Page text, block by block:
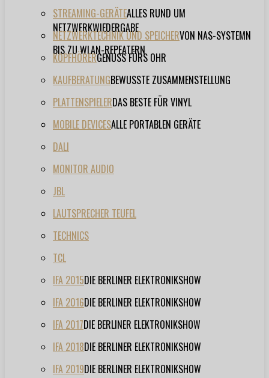
STREAMING-GERÄTEALLES RUND UM
NETZWERKWIEDERGABE
NETZWERKTECHNIK UND SPEICHERVON NAS-SYSTEMN
BIS ZU WLAN-REPEATERN
KOPFHÖRERGENUSS FÜRS OHR
KAUFBERATUNGBEWUSSTE ZUSAMMENSTELLUNG
PLATTENSPIELERDAS BESTE FÜR VINYL
MOBILE DEVICESALLE PORTABLEN GERÄTE
DALI
MONITOR AUDIO
JBL
LAUTSPRECHER TEUFEL
TECHNICS
TCL
IFA 2015DIE BERLINER ELEKTRONIKSHOW
IFA 2016DIE BERLINER ELEKTRONIKSHOW
IFA 2017DIE BERLINER ELEKTRONIKSHOW
IFA 2018DIE BERLINER ELEKTRONIKSHOW
IFA 2019DIE BERLINER ELEKTRONIKSHOW